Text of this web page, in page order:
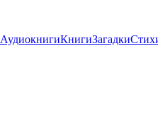
АудиокнигиКнигиЗагадки